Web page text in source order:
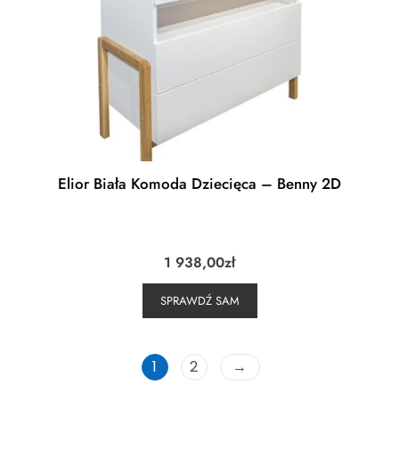
Elior Biała Komoda Dziecięca – Benny 2D
1 938,00zł
SPRAWDŹ SAM
1 2 →